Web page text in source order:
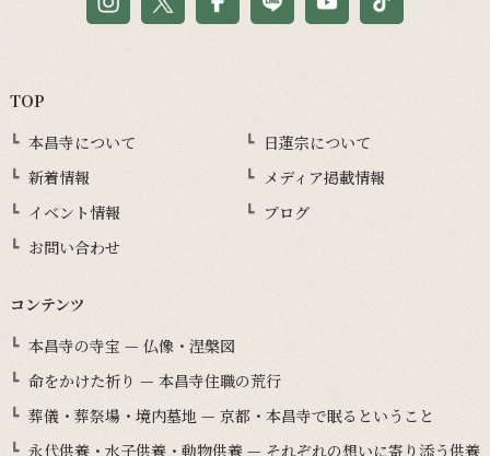
TOP
本昌寺について
日蓮宗について
新着情報
メディア掲載情報
イベント情報
ブログ
お問い合わせ
コンテンツ
本昌寺の寺宝 — 仏像・涅槃図
命をかけた祈り — 本昌寺住職の荒行
葬儀・葬祭場・境内墓地 — 京都・本昌寺で眠るということ
永代供養・水子供養・動物供養 — それぞれの想いに寄り添う供養